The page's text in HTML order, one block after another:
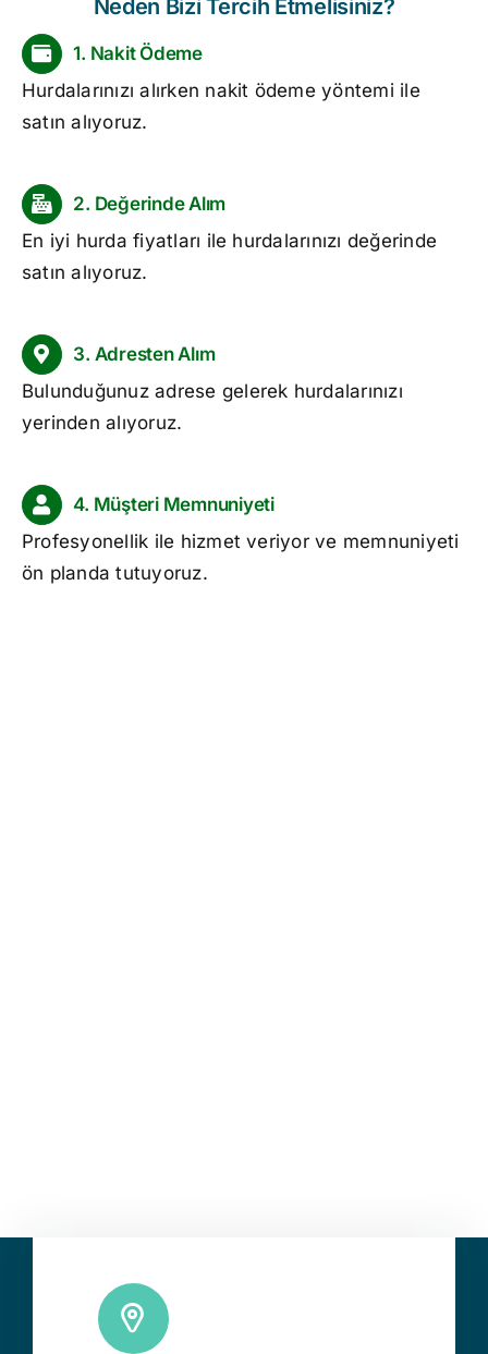
Neden Bizi Tercih Etmelisiniz?
1. Nakit Ödeme
Hurdalarınızı alırken nakit ödeme yöntemi ile
satın alıyoruz.
2. Değerinde Alım
En iyi hurda fiyatları ile hurdalarınızı değerinde
satın alıyoruz.
3. Adresten Alım
Bulunduğunuz adrese gelerek hurdalarınızı
yerinden alıyoruz.
4. Müşteri Memnuniyeti
Profesyonellik ile hizmet veriyor ve memnuniyeti
ön planda tutuyoruz.